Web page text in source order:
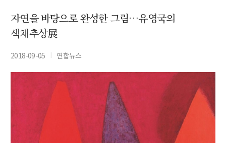
자연을 바탕으로 완성한 그림…유영국의
색채추상展
2018-09-05 연합뉴스